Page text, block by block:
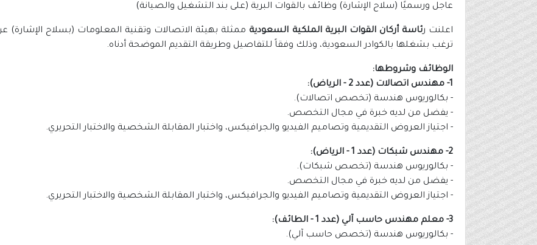
عاجل ورسميًا (سلاح الإشارة) وظائف بالقوات البرية (على بند التشغيل والصيانة)
اعلنت رئاسة أركان القوات البرية الملكية السعودية ممثلة بهيئة الاتصالات وتقنية المعلومات (بسلاح
ترغب بشغلها بالكوادر السعودية، وذلك وفقاً للتفاصيل وطريقة التقديم الموضحة أدناه.
الوظائف وشروطها:
1- مهندس اتصالات (عدد 2 - الرياض):
- بكالوريوس هندسة (تخصص اتصالات).
- يفضل من لديه خبرة في مجال التخصص.
- اجتياز العروض التقديمية وتصاميم الفيديو والجرافيكس، واختبار المقابلة الشخصية والاختبار التحريري.
2- مهندس شبكات (عدد 1 - الرياض):
- بكالوريوس هندسة (تخصص شبكات).
- يفضل من لديه خبرة في مجال التخصص.
- اجتياز العروض التقديمية وتصاميم الفيديو والجرافيكس، واختبار المقابلة الشخصية والاختبار التحريري.
3- معلم مهندس حاسب آلي (عدد 1 - الطائف):
- بكالوريوس هندسة (تخصص حاسب آلي).